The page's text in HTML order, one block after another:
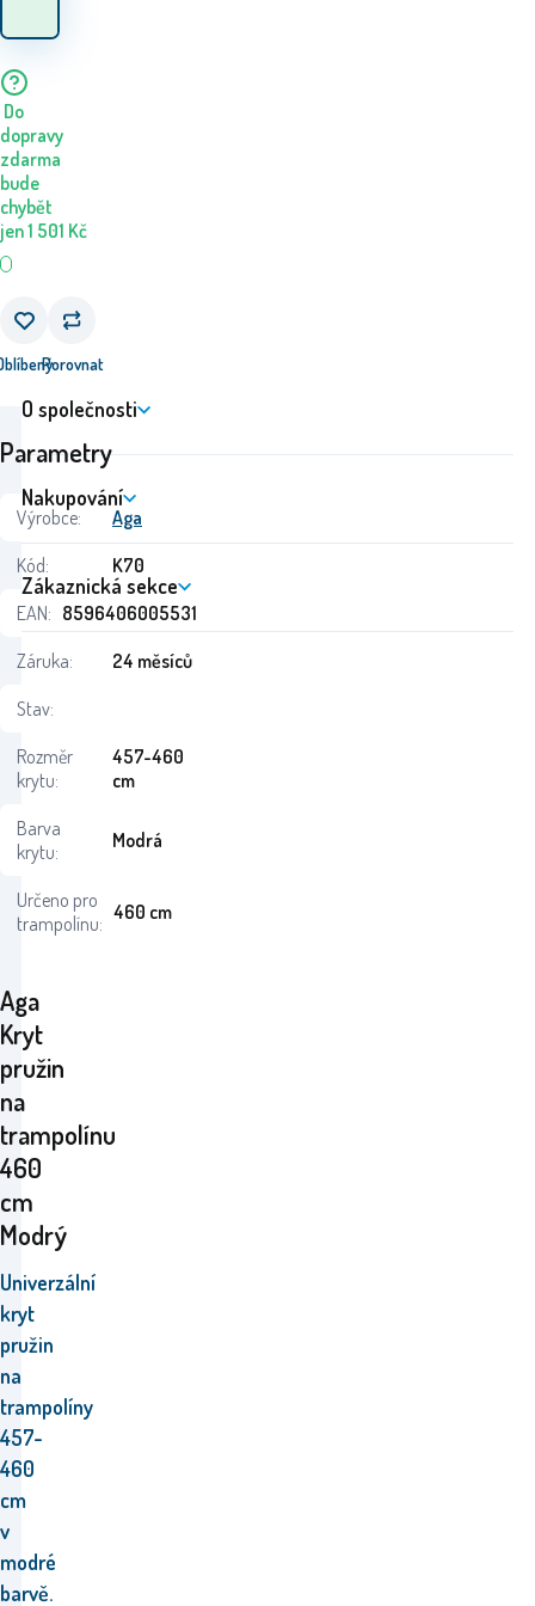
Do
dopravy
zdarma
bude
chybět
jen1 501 Kč
Porovnat
Aga
Kryt
pružin
na
trampolínu
460
cm
Modrý
Univerzální
kryt
pružin
na
trampolíny
457-
460
cm
v
modré
barvě.
Parametry
Výrobce:
Aga
Kód:
K70
EAN: 8596406005531
Záruka:
24 měsíců
Stav:
Rozměr
krytu:
457-460
cm
Barva
krytu:
Modrá
Určeno pro
trampolínu: 460 cm
O společnosti
Nakupování
Zákaznická sekce